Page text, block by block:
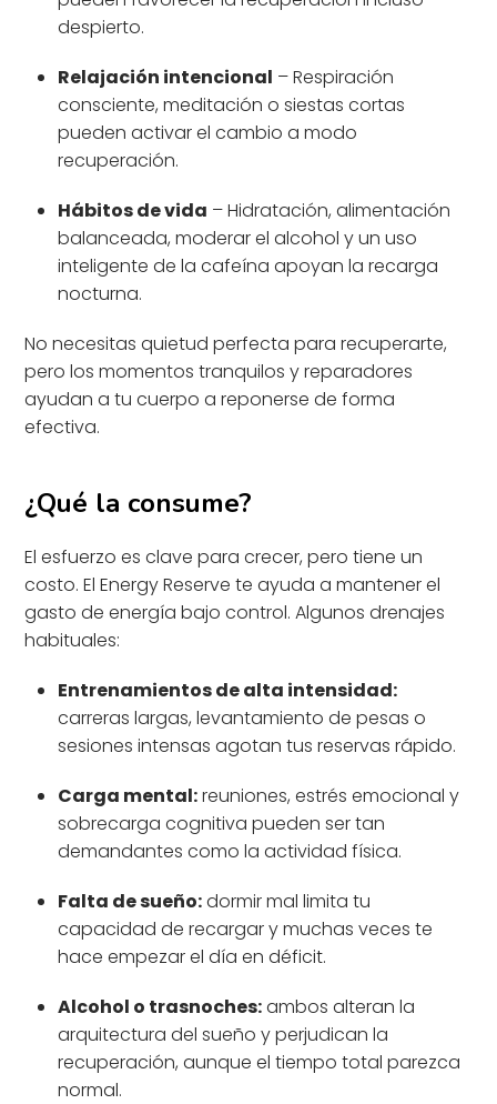
despierto.
Relajación intencional – Respiración
consciente, meditación o siestas cortas
pueden activar el cambio a modo
recuperación.
Hábitos de vida – Hidratación, alimentación
balanceada, moderar el alcohol y un uso
inteligente de la cafeína apoyan la recarga
nocturna.
No necesitas quietud perfecta para recuperarte,
pero los momentos tranquilos y reparadores
ayudan a tu cuerpo a reponerse de forma
efectiva.
¿Qué la consume?
El esfuerzo es clave para crecer, pero tiene un
costo. El Energy Reserve te ayuda a mantener el
gasto de energía bajo control. Algunos drenajes
habituales:
Entrenamientos de alta intensidad:
carreras largas, levantamiento de pesas o
sesiones intensas agotan tus reservas rápido.
Carga mental:reuniones, estrés emocional y
sobrecarga cognitiva pueden ser tan
demandantes como la actividad física.
Falta de sueño:dormir mal limita tu
capacidad de recargar y muchas veces te
hace empezar el día en déficit.
Alcohol o trasnoches:ambos alteran la
arquitectura del sueño y perjudican la
recuperación, aunque el tiempo total parezca
normal.